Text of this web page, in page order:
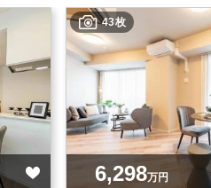
43枚
6,298万円